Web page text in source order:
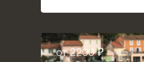
от 2200 ₽